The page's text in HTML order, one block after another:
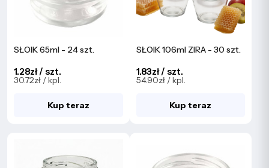
SŁOIK 65ml - 24 szt.
1.28zł / szt.
30.72zł / kpl.
Kup teraz
SŁOIK 106ml ZIRA - 30 szt.
1.83zł / szt.
54.90zł / kpl.
Kup teraz